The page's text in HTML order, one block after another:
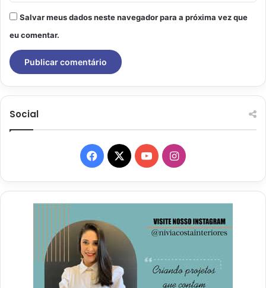
Salvar meus dados neste navegador para a próxima vez que
eu comentar.
Social
Facebook
X YouTubeInstagram